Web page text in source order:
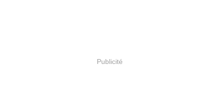
Publicité